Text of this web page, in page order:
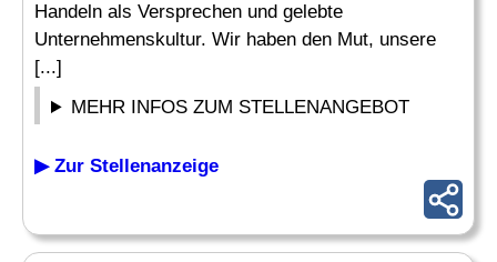
Handeln als Versprechen und gelebte
Unternehmenskultur. Wir haben den Mut, unsere
[...]
MEHR INFOS ZUM STELLENANGEBOT
▶ Zur Stellenanzeige